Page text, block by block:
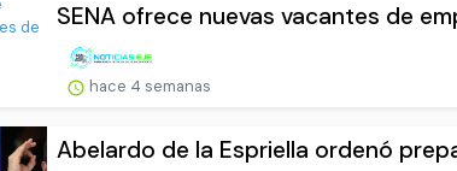
SENA ofrece nuevas vacantes de
hace 4 semanas
Abelardo de la Espriella ordenó